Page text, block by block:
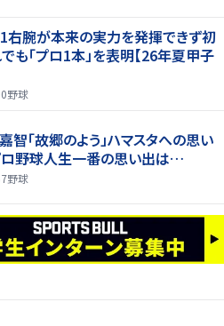
右腕が本来の実力を発揮できず初
「プロ1本」を表明【26年夏甲子
野球
智「故郷のよう」ハマスタへの思い
野球人生一番の思い出は…
野球